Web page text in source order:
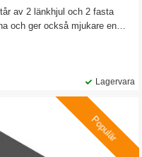
av 2 länkhjul och 2 fasta
och ger också mjukare en
Lagervara
Populär